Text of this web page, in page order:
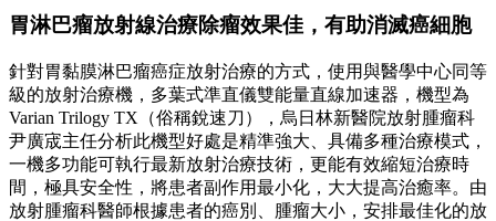
胃淋巴瘤放射線治療除瘤效果佳，有助消滅癌細胞
針對胃黏膜淋巴瘤癌症放射治療的方式，使用與醫學中心同等
級的放射治療機，多葉式準直儀雙能量直線加速器，機型為
Varian Trilogy TX（俗稱銳速刀），烏日林新醫院放射腫瘤科
尹廣宬主任分析此機型好處是精準強大、具備多種治療模式，
一機多功能可執行最新放射治療技術，更能有效縮短治療時
間，極具安全性，將患者副作用最小化，大大提高治癒率。由
放射腫瘤科醫師根據患者的癌別、腫瘤大小，安排最佳化的放